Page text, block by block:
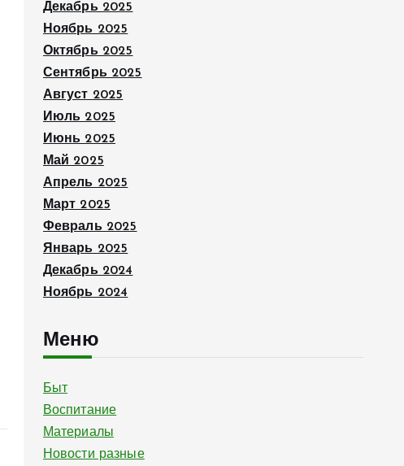
Декабрь 2025
Ноябрь 2025
Октябрь 2025
Сентябрь 2025
Август 2025
Июль 2025
Июнь 2025
Май 2025
Апрель 2025
Март 2025
Февраль 2025
Январь 2025
Декабрь 2024
Ноябрь 2024
Меню
Быт
Воспитание
Материалы
Новости разные